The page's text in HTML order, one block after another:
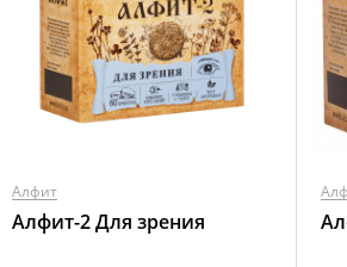
Алфит
Алфит-2 Для зрения